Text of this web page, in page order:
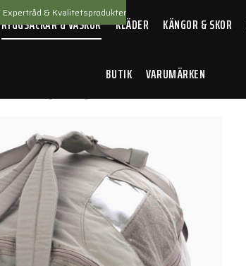
Expertråd & Kvalitetsprodukter
RYGGSÄCKAR & VÄSKOR KLÄDER KÄNGOR & SKOR
BUTIK VARUMÄRKEN